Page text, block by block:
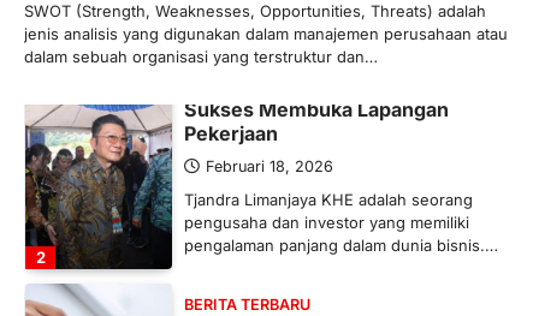
SWOT (Strength, Weaknesses, Opportunities, Threats) adalah
jenis analisis yang digunakan dalam manajemen perusahaan atau
dalam sebuah organisasi yang terstruktur dan…
1
2
BERITA TERBARU
Sukses Membuka Lapangan
Pekerjaan
Februari 18, 2026
Tjandra Limanjaya KHE adalah seorang
pengusaha dan investor yang memiliki
pengalaman panjang dalam dunia bisnis.…
BERITA TERBARU